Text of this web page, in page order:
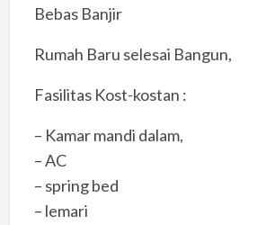
Bebas Banjir
Rumah Baru selesai Bangun,
Fasilitas Kost-kostan :
– Kamar mandi dalam,
– AC
– spring bed
– lemari